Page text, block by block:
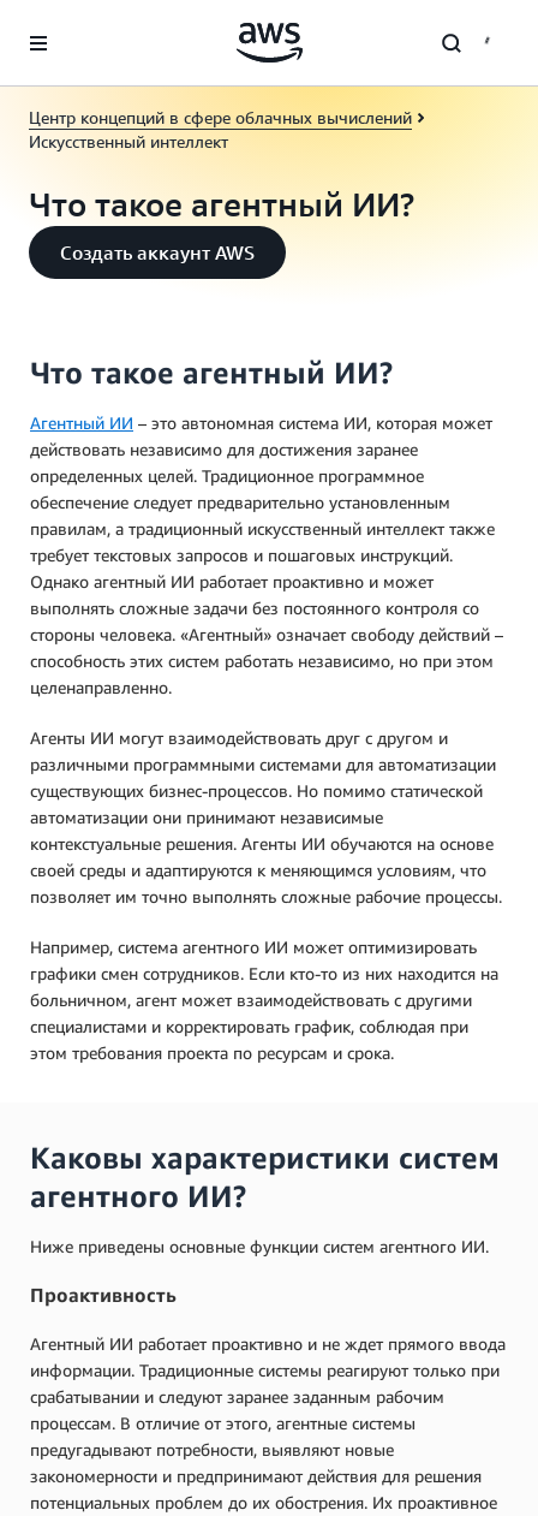
Перейти к главному контенту
Центр концепций в сфере облачных вычислений
Искусственный интеллект
Что такое агентный ИИ?
Создать аккаунт AWS
Что такое агентный ИИ?
Агентный ИИ – это автономная система ИИ, которая может
действовать независимо для достижения заранее
определенных целей. Традиционное программное
обеспечение следует предварительно установленным
правилам, а традиционный искусственный интеллект также
требует текстовых запросов и пошаговых инструкций.
Однако агентный ИИ работает проактивно и может
выполнять сложные задачи без постоянного контроля со
стороны человека. «Агентный» означает свободу действий –
способность этих систем работать независимо, но при этом
целенаправленно.
Агенты ИИ могут взаимодействовать друг с другом и
различными программными системами для автоматизации
существующих бизнес-процессов. Но помимо статической
автоматизации они принимают независимые
контекстуальные решения. Агенты ИИ обучаются на основе
своей среды и адаптируются к меняющимся условиям, что
позволяет им точно выполнять сложные рабочие процессы.
Например, система агентного ИИ может оптимизировать
графики смен сотрудников. Если кто-то из них находится на
больничном, агент может взаимодействовать с другими
специалистами и корректировать график, соблюдая при
этом требования проекта по ресурсам и срока.
Каковы характеристики систем
агентного ИИ?
Ниже приведены основные функции систем агентного ИИ.
Проактивность
Агентный ИИ работает проактивно и не ждет прямого ввода
информации. Традиционные системы реагируют только при
срабатывании и следуют заранее заданным рабочим
процессам. В отличие от этого, агентные системы
предугадывают потребности, выявляют новые
закономерности и предпринимают действия для решения
потенциальных проблем до их обострения. Их проактивное